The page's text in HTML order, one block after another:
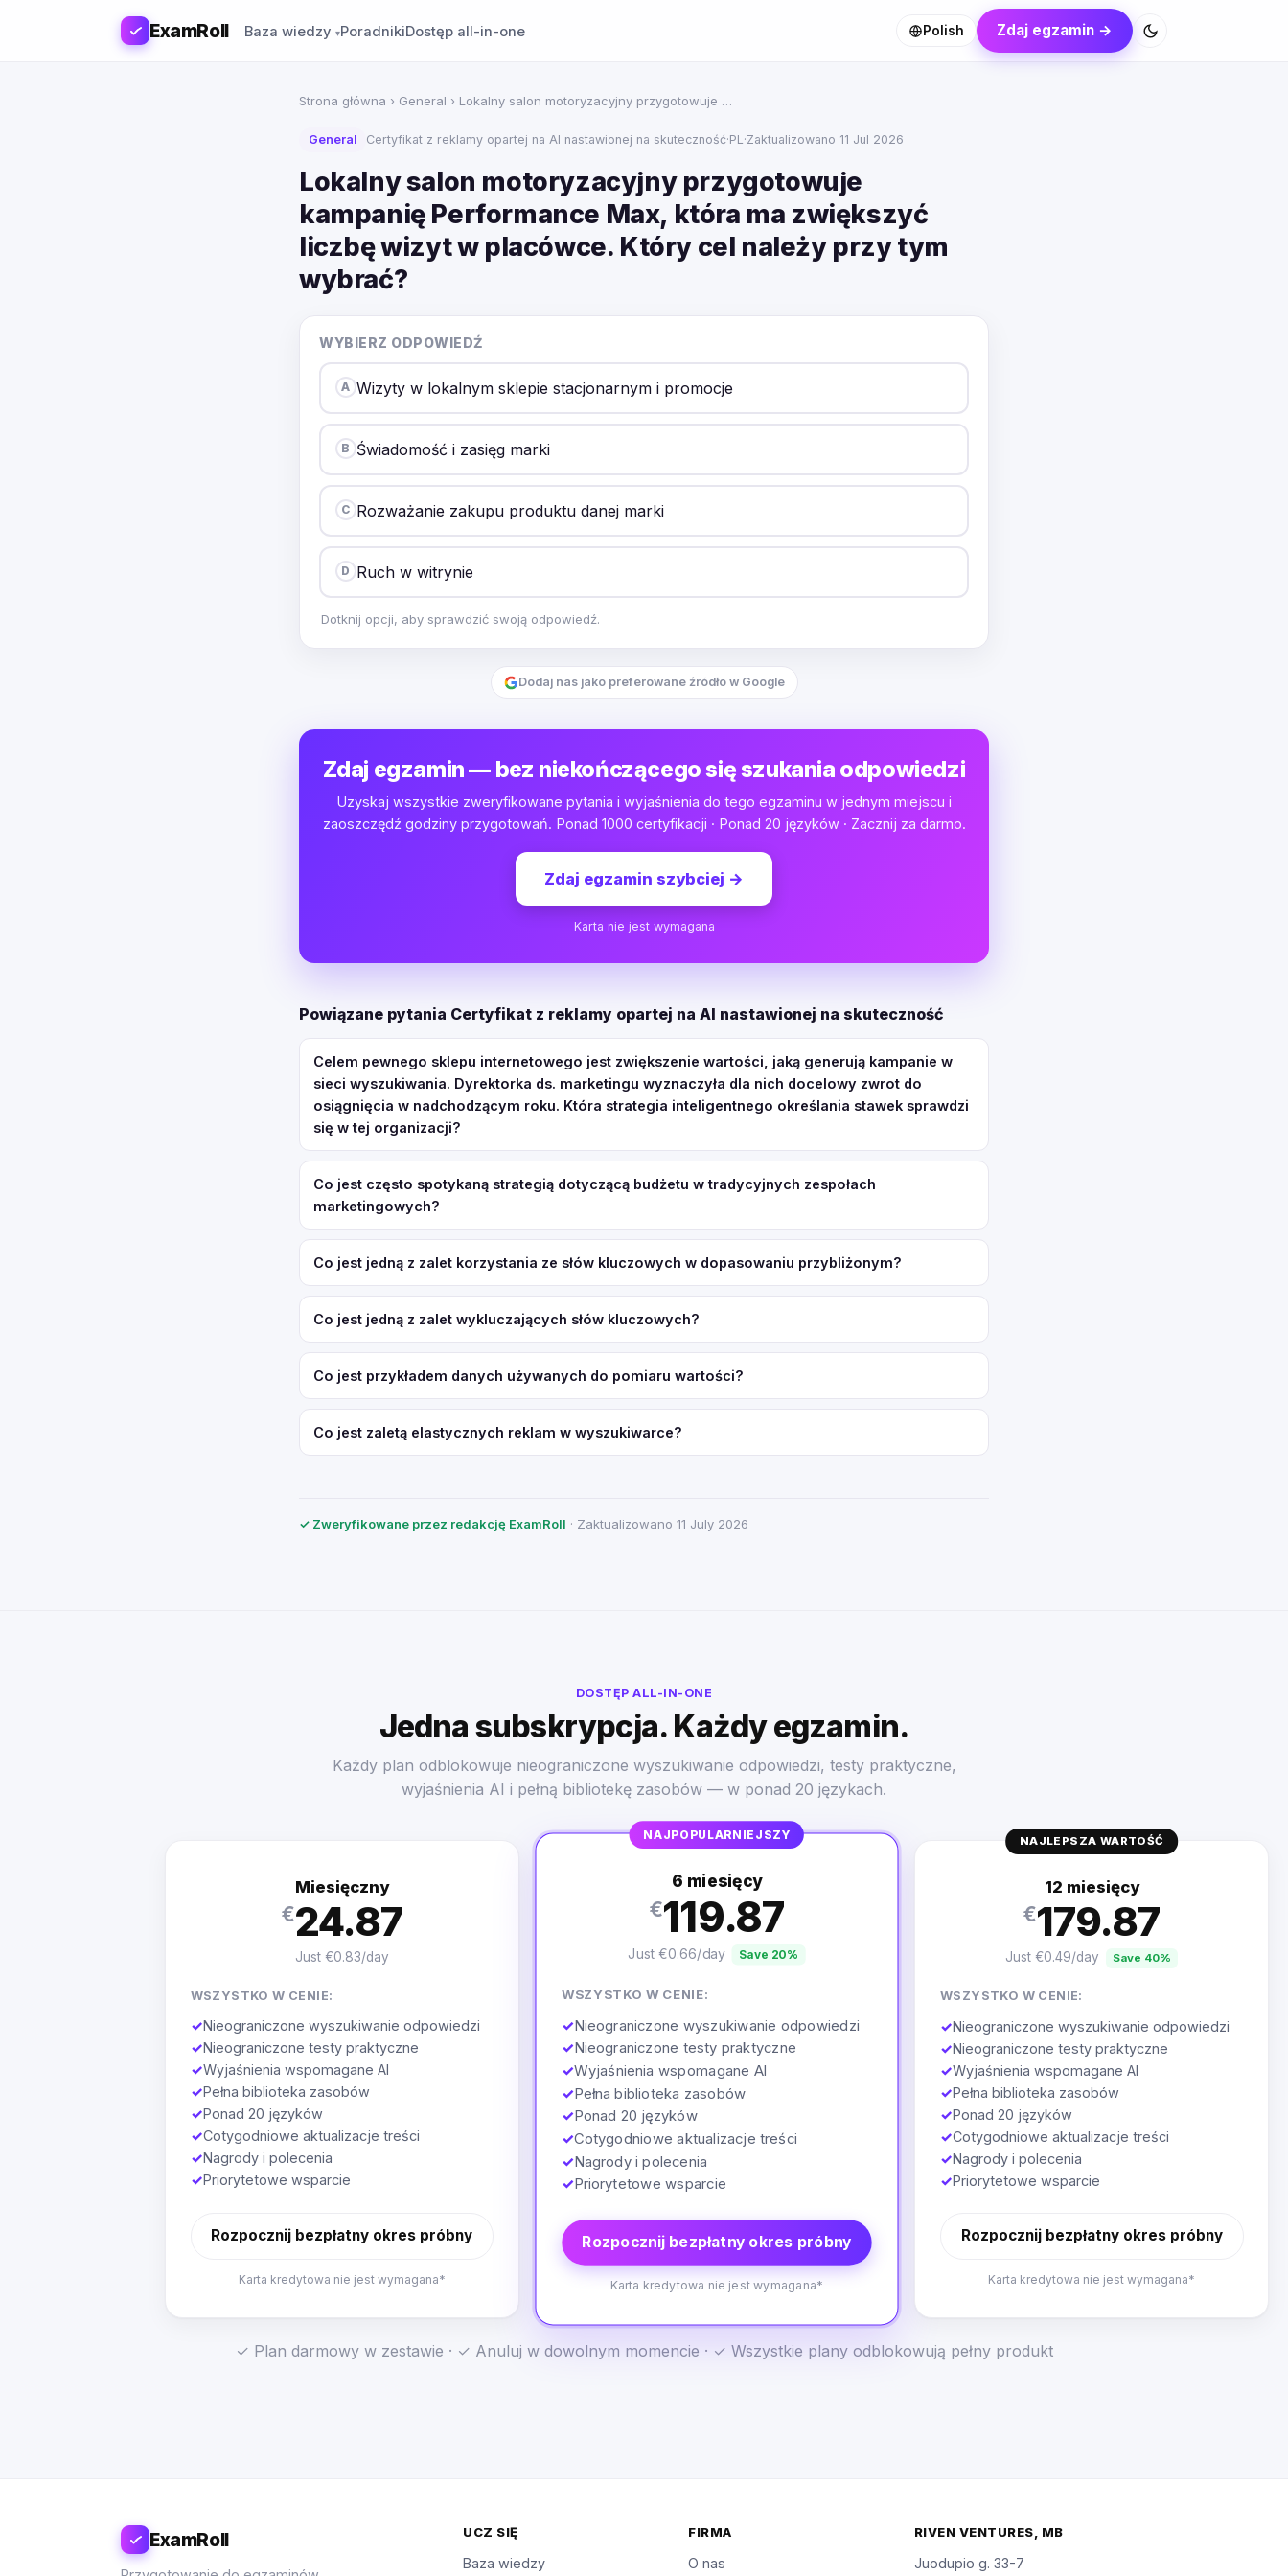
ExamRoll Baza wiedzy PoradnikiDostęp all-in-one Polish Zdaj egzamin →
Strona główna › General › Lokalny salon motoryzacyjny przygotowuje …
General Certyfikat z reklamy opartej na AI nastawionej na skuteczność·PL·Zaktualizowano 11 Jul 2026
Lokalny salon motoryzacyjny przygotowuje
kampanię Performance Max, która ma zwiększyć
liczbę wizyt w placówce. Który cel należy przy tym
wybrać?
WYBIERZ ODPOWIEDŹ
A Wizyty w lokalnym sklepie stacjonarnym i promocje
B Świadomość i zasięg marki
C Rozważanie zakupu produktu danej marki
D Ruch w witrynie
Dotknij opcji, aby sprawdzić swoją odpowiedź.
Dodaj nas jako preferowane źródło w Google
Zdaj egzamin — bez niekończącego się szukania odpowiedzi
Uzyskaj wszystkie zweryfikowane pytania i wyjaśnienia do tego egzaminu w jednym miejscu i
zaoszczędź godziny przygotowań. Ponad 1000 certyfikacji · Ponad 20 języków · Zacznij za darmo.
Zdaj egzamin szybciej →
Karta nie jest wymagana
Powiązane pytania Certyfikat z reklamy opartej na AI nastawionej na skuteczność
Celem pewnego sklepu internetowego jest zwiększenie wartości, jaką generują kampanie w
sieci wyszukiwania. Dyrektorka ds. marketingu wyznaczyła dla nich docelowy zwrot do
osiągnięcia w nadchodzącym roku. Która strategia inteligentnego określania stawek sprawdzi
się w tej organizacji?
Co jest często spotykaną strategią dotyczącą budżetu w tradycyjnych zespołach
marketingowych?
Co jest jedną z zalet korzystania ze słów kluczowych w dopasowaniu przybliżonym?
Co jest jedną z zalet wykluczających słów kluczowych?
Co jest przykładem danych używanych do pomiaru wartości?
Co jest zaletą elastycznych reklam w wyszukiwarce?
✓ Zweryfikowane przez redakcję ExamRoll · Zaktualizowano 11 July 2026
DOSTĘP ALL-IN-ONE
Jedna subskrypcja. Każdy egzamin.
Każdy plan odblokowuje nieograniczone wyszukiwanie odpowiedzi, testy praktyczne,
wyjaśnienia AI i pełną bibliotekę zasobów — w ponad 20 językach.
Miesięczny
€24.87
Just €0.83/day
WSZYSTKO W CENIE:
✓Nieograniczone wyszukiwanie odpowiedzi
✓Nieograniczone testy praktyczne
✓Wyjaśnienia wspomagane AI
✓Pełna biblioteka zasobów
✓Ponad 20 języków
✓Cotygodniowe aktualizacje treści
✓Nagrody i polecenia
✓Priorytetowe wsparcie
Rozpocznij bezpłatny okres próbny
Karta kredytowa nie jest wymagana*
NAJPOPULARNIEJSZY
6 miesięcy
€119.87
Just €0.66/day Save 20%
WSZYSTKO W CENIE:
✓Nieograniczone wyszukiwanie odpowiedzi
✓Nieograniczone testy praktyczne
✓Wyjaśnienia wspomagane AI
✓Pełna biblioteka zasobów
✓Ponad 20 języków
✓Cotygodniowe aktualizacje treści
✓Nagrody i polecenia
✓Priorytetowe wsparcie
Rozpocznij bezpłatny okres próbny
Karta kredytowa nie jest wymagana*
NAJLEPSZA WARTOŚĆ
12 miesięcy
€179.87
Just €0.49/day Save 40%
WSZYSTKO W CENIE:
✓Nieograniczone wyszukiwanie odpowiedzi
✓Nieograniczone testy praktyczne
✓Wyjaśnienia wspomagane AI
✓Pełna biblioteka zasobów
✓Ponad 20 języków
✓Cotygodniowe aktualizacje treści
✓Nagrody i polecenia
✓Priorytetowe wsparcie
Rozpocznij bezpłatny okres próbny
Karta kredytowa nie jest wymagana*
✓ Plan darmowy w zestawie · ✓ Anuluj w dowolnym momencie · ✓ Wszystkie plany odblokowują pełny produkt
ExamRoll UCZ SIĘ
Baza wiedzy
FIRMA
O nas
RIVEN VENTURES, MB
Juodupio g. 33-7